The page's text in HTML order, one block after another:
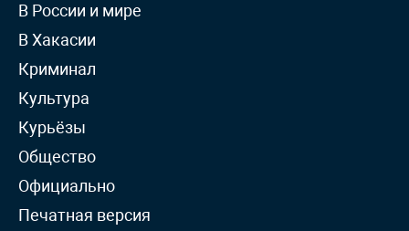
В России и мире
В Хакасии
Криминал
Культура
Курьёзы
Общество
Официально
Печатная версия